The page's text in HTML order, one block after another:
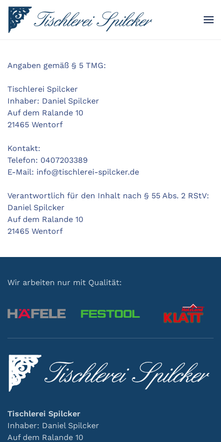
Skip to main content
Angaben gemäß § 5 TMG:
Tischlerei Spilcker
Inhaber: Daniel Spilcker
Auf dem Ralande 10
21465 Wentorf
Kontakt:
Telefon: 0407203389
E-Mail: info@tischlerei-spilcker.de
Verantwortlich für den Inhalt nach § 55 Abs. 2 RStV:
Daniel Spilcker
Auf dem Ralande 10
21465 Wentorf
Wir arbeiten nur mit Qualität:
Tischlerei Spilcker
Inhaber: Daniel Spilcker
Auf dem Ralande 10